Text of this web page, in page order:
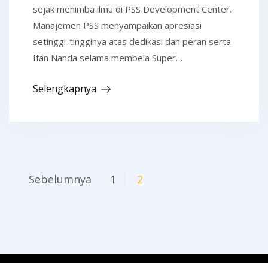
sejak menimba ilmu di PSS Development Center.
Manajemen PSS menyampaikan apresiasi
setinggi-tingginya atas dedikasi dan peran serta
Ifan Nanda selama membela Super…
Selengkapnya
Navigasi
Sebelumnya 1 2